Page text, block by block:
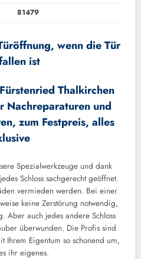
81479
wenn die Tür
ist
Thalkirchen
Nachreparaturen und
zum Festpreis, alles
Spezialwerkzeuge und dank
Schloss sachgerecht geöffnet.
vermieden werden. Bei einer
keine Zerstörung notwendig,
Aber auch jedes andere Schloss
überwunden. Die Profis sind
Ihrem Eigentum so schonend um,
ihr eigenes.